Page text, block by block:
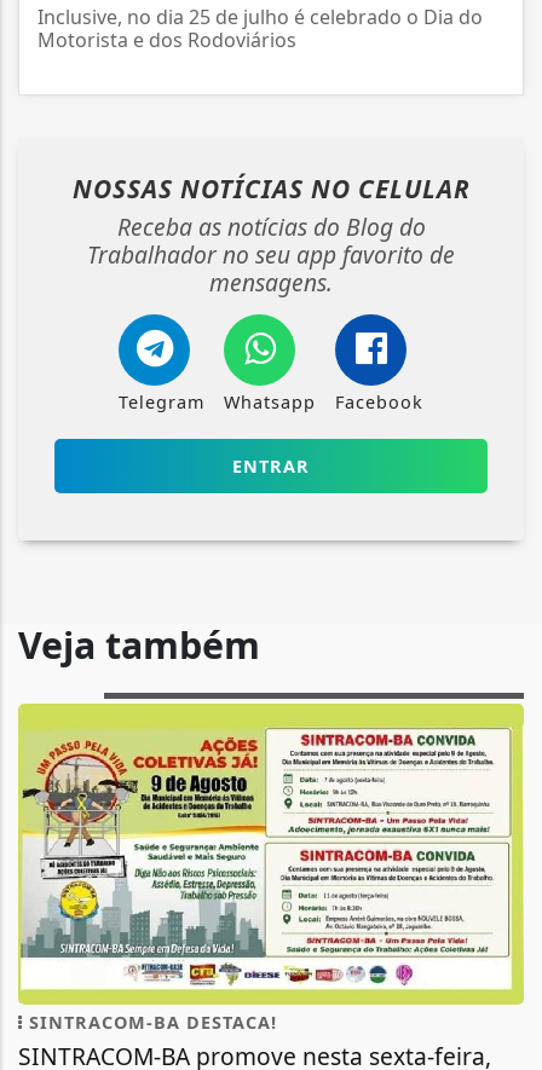
Inclusive, no dia 25 de julho é celebrado o Dia do
Motorista e dos Rodoviários
NOSSAS NOTÍCIAS NO CELULAR
Receba as notícias do Blog do
Trabalhador no seu app favorito de
mensagens.
Telegram Whatsapp Facebook
ENTRAR
Veja também
SINTRACOM-BA DESTACA!
SINTRACOM-BA promove nesta sexta-feira,